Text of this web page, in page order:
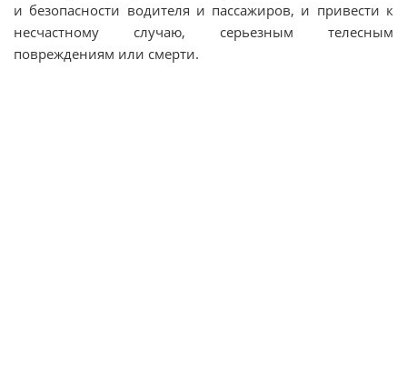
и безопасности водителя и пассажиров, и привести к
несчастному случаю, серьезным телесным
повреждениям или смерти.